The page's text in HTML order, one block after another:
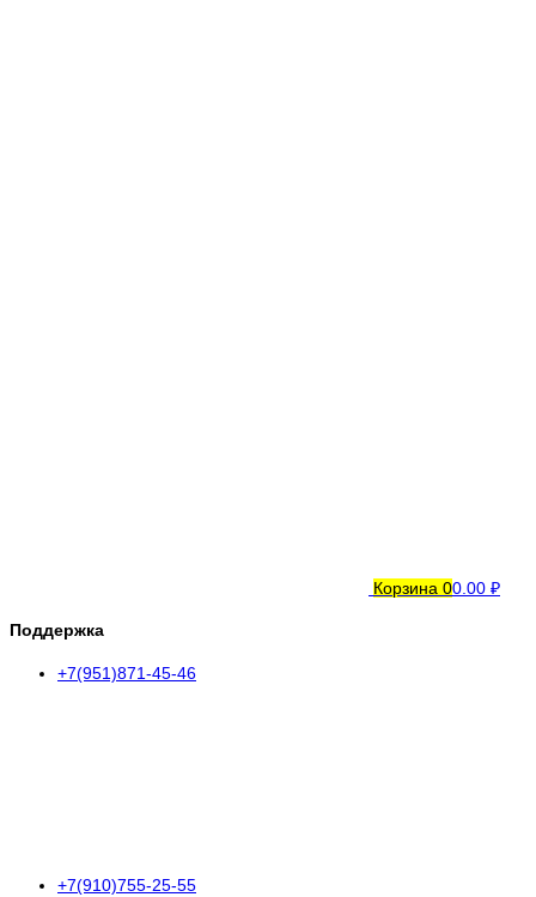
Корзина 00.00 ₽
Поддержка
+7(951)871-45-46
+7(910)755-25-55